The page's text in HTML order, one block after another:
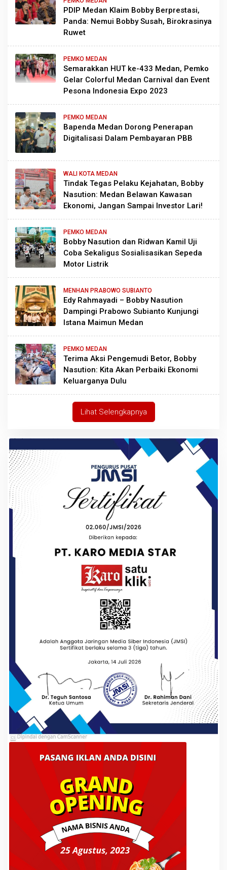
PDIP Medan Klaim Bobby Berprestasi,
Panda: Nemui Bobby Susah, Birokrasinya
Ruwet
PEMKO MEDAN
Semarakkan HUT ke-433 Medan, Pemko
Gelar Colorful Medan Carnival dan Event
Pesona Indonesia Expo 2023
PEMKO MEDAN
Bapenda Medan Dorong Penerapan
Digitalisasi Dalam Pembayaran PBB
WALI KOTA MEDAN
Tindak Tegas Pelaku Kejahatan, Bobby
Nasution: Medan Belawan Kawasan
Ekonomi, Jangan Sampai Investor Lari!
PEMKO MEDAN
Bobby Nasution dan Ridwan Kamil Uji
Coba Sekaligus Sosialisasikan Sepeda
Motor Listrik
MENHAN PRABOWO SUBIANTO
Edy Rahmayadi – Bobby Nasution
Dampingi Prabowo Subianto Kunjungi
Istana Maimun Medan
PEMKO MEDAN
Terima Aksi Pengemudi Betor, Bobby
Nasution: Kita Akan Perbaiki Ekonomi
Keluarganya Dulu
Lihat Selengkapnya